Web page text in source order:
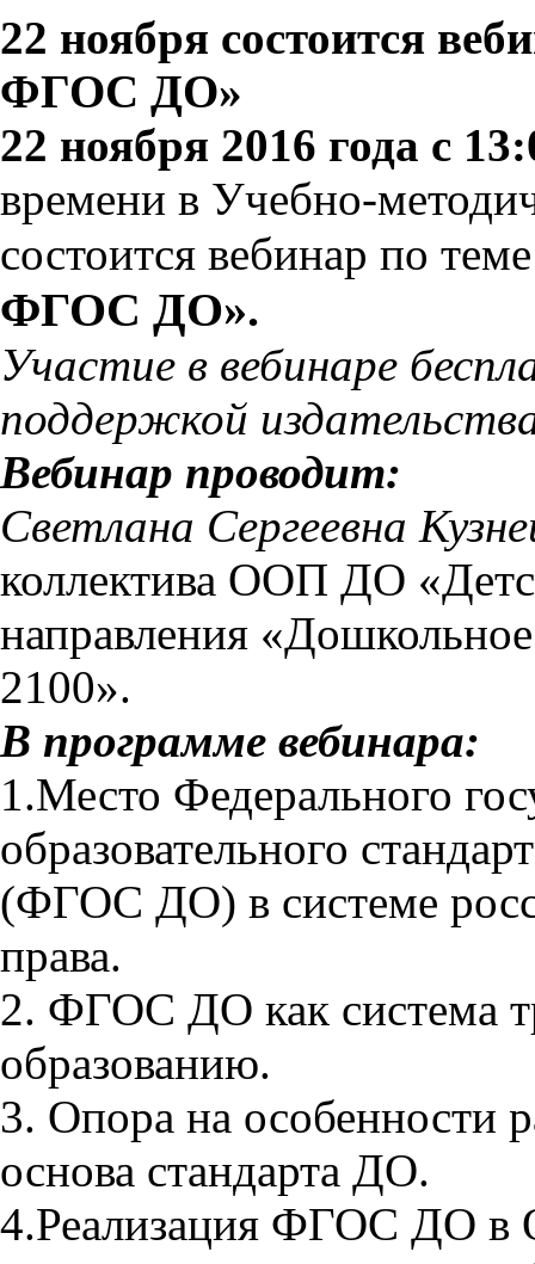
22 ноября состоится
ФГОС ДО»
22 ноября 2016 года с
времени в Учебно-
состоится вебинар по
ФГОС ДО».
Участие в вебинаре
поддержкой
Вебинар проводит:
Светлана Сергеевна
коллектива ООП ДО
направления
2100».
В программе вебинара:
1.Место Федерального
образовательного
(ФГОС ДО) в системе
права.
2. ФГОС ДО как система
образованию.
3. Опора на особенности
основа стандарта ДО.
4.Реализация ФГОС ДО в